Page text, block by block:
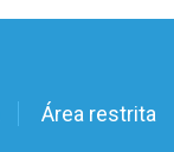
Área restrita